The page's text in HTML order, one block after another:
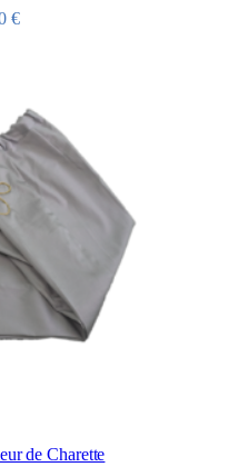
€
de Charette